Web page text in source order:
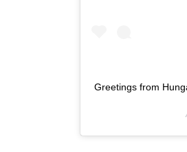
Greetings from